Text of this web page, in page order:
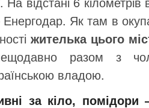
Енергодар. Як там в
жителька цього
разом з
владою.
за кіло,